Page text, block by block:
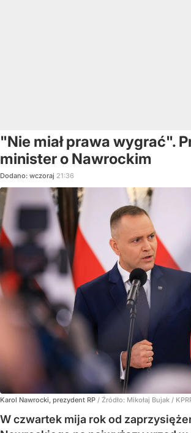
"Nie miał prawa wygrać".
minister o Nawrockim
Dodano: wczoraj 21:36
Karol Nawrocki, prezydent RP / Źródło: Mikołaj Bujak /
W czwartek mija rok od